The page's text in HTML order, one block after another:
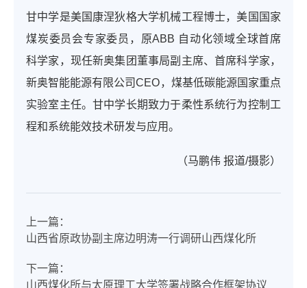
甘中学是美国康涅狄格大学机械工程博士，美国国家
煤炭委员会专家委员，原ABB 自动化领域全球首席
科学家，现任新奥集团董事局副主席、首席科学家，
新奥智能能源有限公司CEO，煤基低碳能源国家重点
实验室主任。甘中学长期致力于柔性系统行为控制工
程和系统能效技术研发与应用。
（马鹏伟 报道/摄影）
上一篇：
山西省原政协副主席边明涛一行调研山西煤化所
下一篇：
山西煤化所与太原理工大学签署战略合作框架协议